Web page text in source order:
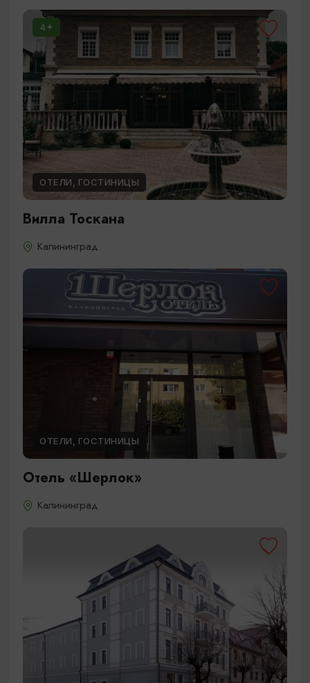
4
ОТЕЛИ, ГОСТИНИЦЫ
Вилла Тоскана
Калининград
ОТЕЛИ, ГОСТИНИЦЫ
Отель «Шерлок»
Калининград